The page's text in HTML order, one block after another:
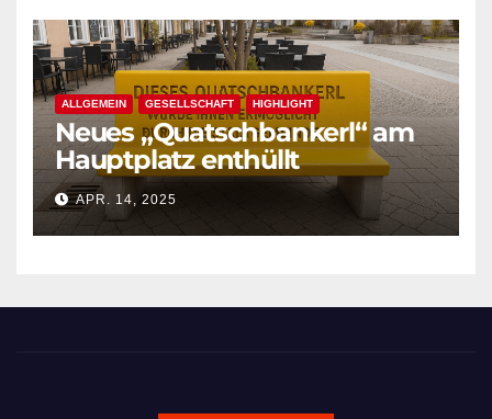
ALLGEMEIN GESELLSCHAFT HIGHLIGHT
Neues „Quatschbankerl“ am
Hauptplatz enthüllt
APR. 14, 2025